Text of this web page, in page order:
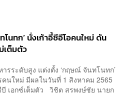
ทก’ นั่งเก้าอี้ซีอีโอคนใหม่ ดัน
เต็มตัว
รระดับสูง แต่งตั้ง ‘กฤษณ์ จันทโนทก’
นใหม่ มีผลในวันที่ 1 สิงหาคม 2565
เอกซ์เต็มตัว วิชิต สุรพงษ์ชัย นายก